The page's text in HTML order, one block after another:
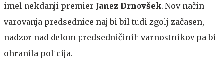
imel nekdanji premier Janez Drnovšek. Nov način
varovanja predsednice naj bi bil tudi zgolj začasen,
nadzor nad delom predsedničinih varnostnikov pa bi
ohranila policija.